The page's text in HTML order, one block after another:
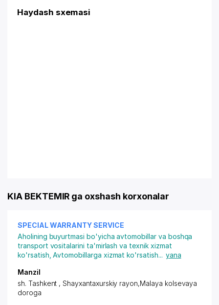
Haydash sxemasi
KIA BEKTEMIR ga oxshash korxonalar
SPECIAL WARRANTY SERVICE
Aholining buyurtmasi bo'yicha avtomobillar va boshqa
transport vositalarini ta'mirlash va texnik xizmat
ko'rsatish ,Avtomobillarga xizmat ko'rsatish... yana
Manzil
sh. Tashkent ,Shayxantaxurskiy rayon,Malaya kolsevaya
doroga